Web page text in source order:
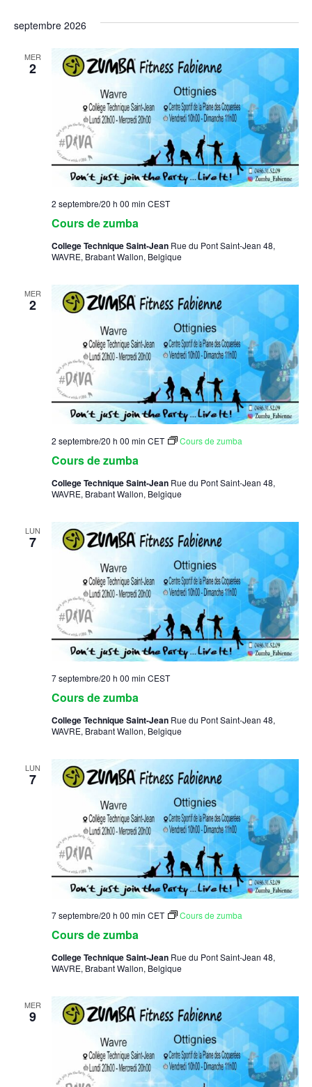
septembre 2026
MER
2
Cours de zumba
2 septembre/20 h 00 min CEST
College Technique Saint-Jean Rue du Pont Saint-Jean 48,
WAVRE, Brabant Wallon, Belgique
MER
2
Cours de zumba
2 septembre/20 h 00 min CET Cours de zumba
College Technique Saint-Jean Rue du Pont Saint-Jean 48,
WAVRE, Brabant Wallon, Belgique
LUN
7
Cours de zumba
7 septembre/20 h 00 min CEST
College Technique Saint-Jean Rue du Pont Saint-Jean 48,
WAVRE, Brabant Wallon, Belgique
LUN
7
Cours de zumba
7 septembre/20 h 00 min CET Cours de zumba
College Technique Saint-Jean Rue du Pont Saint-Jean 48,
WAVRE, Brabant Wallon, Belgique
MER
9